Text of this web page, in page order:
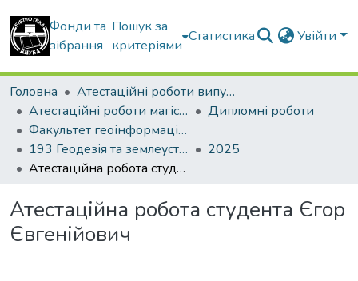
Фонди та
зібрання
Пошук за
критеріями
Статистика Увійти
Головна
Атестаційні роботи випускників
Атестаційні роботи магістрів
Дипломні роботи
Факультет геоінформаційних систем та управління територіями
193 Геодезія та землеустрій. Землеустрій і кадастр
2025
Атестаційна робота студента Єгор Євгенійович
Атестаційна робота студента Єгор
Євгенійович